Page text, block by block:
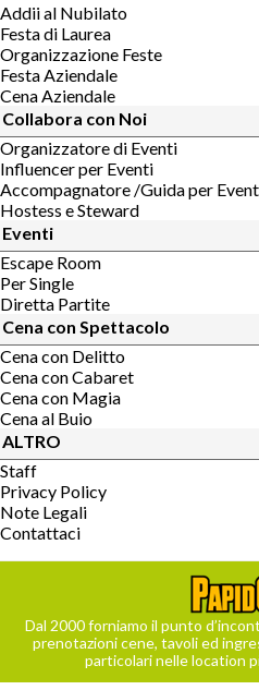
Addii al Nubilato
Festa di Laurea
Organizzazione Feste
Festa Aziendale
Cena Aziendale
Collabora con Noi
Organizzatore di Eventi
Influencer per Eventi
Accompagnatore /Guida per
Hostess e Steward
Eventi
Escape Room
Per Single
Diretta Partite
Cena con Spettacolo
Cena con Delitto
Cena con Cabaret
Cena con Magia
Cena al Buio
ALTRO
Staff
Privacy Policy
Note Legali
Contattaci
Dal 2000 forniamo il punto
prenotazioni cene, tavoli ed
particolari nelle location